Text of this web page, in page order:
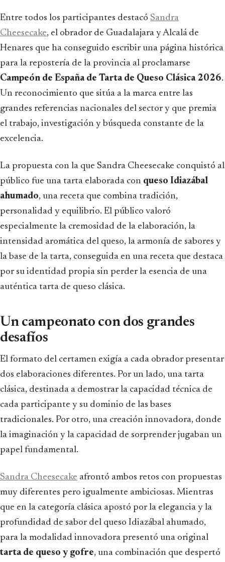
Entre todos los participantes destacó Sandra
Cheesecake, el obrador de Guadalajara y Alcalá de
Henares que ha conseguido escribir una página histórica
para la repostería de la provincia al proclamarse
Campeón de España de Tarta de Queso Clásica 2026.
Un reconocimiento que sitúa a la marca entre las
grandes referencias nacionales del sector y que premia
el trabajo, investigación y búsqueda constante de la
excelencia.
La propuesta con la que Sandra Cheesecake conquistó al
público fue una tarta elaborada con queso Idiazábal
ahumado, una receta que combina tradición,
personalidad y equilibrio. El público valoró
especialmente la cremosidad de la elaboración, la
intensidad aromática del queso, la armonía de sabores y
la base de la tarta, conseguida en una receta que destaca
por su identidad propia sin perder la esencia de una
auténtica tarta de queso clásica.
Un campeonato con dos grandes
desafíos
El formato del certamen exigía a cada obrador presentar
dos elaboraciones diferentes. Por un lado, una tarta
clásica, destinada a demostrar la capacidad técnica de
cada participante y su dominio de las bases
tradicionales. Por otro, una creación innovadora, donde
la imaginación y la capacidad de sorprender jugaban un
papel fundamental.
Sandra Cheesecake afrontó ambos retos con propuestas
muy diferentes pero igualmente ambiciosas. Mientras
que en la categoría clásica apostó por la elegancia y la
profundidad de sabor del queso Idiazábal ahumado,
para la modalidad innovadora presentó una original
tarta de queso y gofre, una combinación que despertó